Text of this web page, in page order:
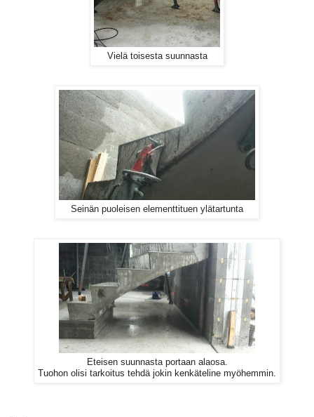
Vielä toisesta suunnasta
Seinän puoleisen elementtituen ylätartunta
Eteisen suunnasta portaan alaosa.
Tuohon olisi tarkoitus tehdä jokin kenkäteline myöhemmin.